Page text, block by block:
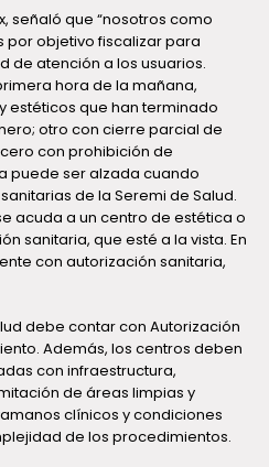
señaló que “nosotros como
por objetivo fiscalizar para
de atención a los usuarios.
hora de la mañana,
estéticos que han terminado
otro con cierre parcial de
con prohibición de
puede ser alzada cuando
de la Seremi de Salud.
acuda a un centro de estética o
sanitaria, que esté a la vista. En
con autorización sanitaria,
debe contar con Autorización
Además, los centros deben
con infraestructura,
de áreas limpias y
clínicos y condiciones
de los procedimientos.